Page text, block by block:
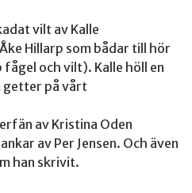
vilt av Kalle
Hillarp som bådar till hör
och vilt). Kalle höll en
getter på vårt
av Kristina Oden
av Per Jensen. Och även
han skrivit.